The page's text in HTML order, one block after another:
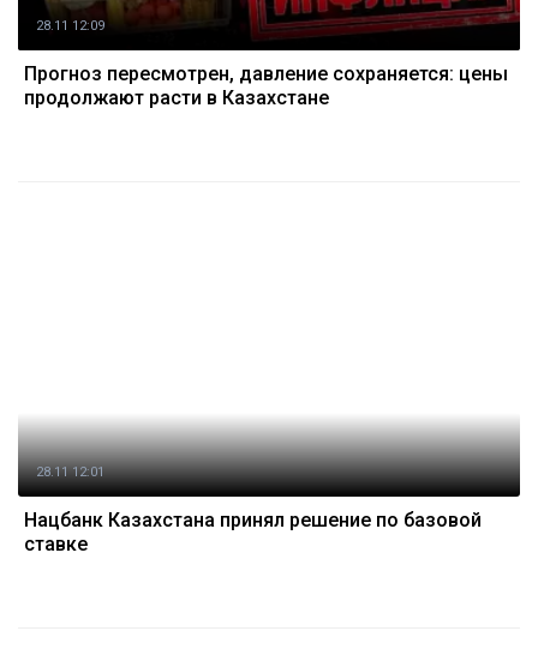
28.11 12:09
Прогноз пересмотрен, давление сохраняется: цены
продолжают расти в Казахстане
28.11 12:01
Нацбанк Казахстана принял решение по базовой
ставке